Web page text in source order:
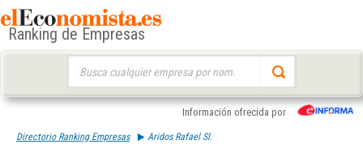
Ranking de Empresas
Información ofrecida por
Directorio Ranking Empresas Aridos Rafael Sl.